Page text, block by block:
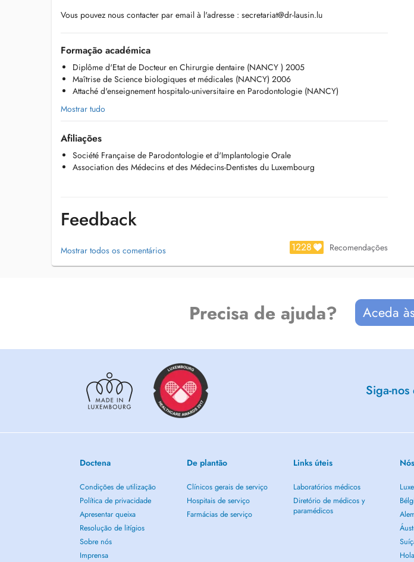
Vous pouvez nous contacter par email à l'adresse : secretariat@dr-lausin.lu
Formação académica
Diplôme d'Etat de Docteur en Chirurgie dentaire (NANCY ) 2005
Maîtrise de Science biologiques et médicales (NANCY) 2006
Attaché d'enseignement hospitalo-universitaire en Parodontologie (NANCY)
Mostrar tudo
Afiliações
Société Française de Parodontologie et d'Implantologie Orale
Association des Médecins et des Médecins-Dentistes du Luxembourg
Feedback
Mostrar todos os comentários 1228 Recomendações
Precisa de ajuda? Aceda
Siga-
Doctena
Condições de utilização
Política de privacidade
Apresentar queixa
Resolução de litígios
Sobre nós
Imprensa
De plantão
Clínicos gerais de serviço
Hospitais de serviço
Farmácias de serviço
Links úteis
Laboratórios médicos
Diretório de médicos y
paramédicos